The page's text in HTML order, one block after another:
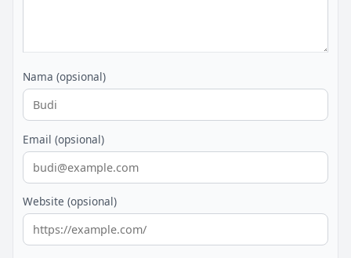
Nama (opsional)
Email (opsional)
Website (opsional)